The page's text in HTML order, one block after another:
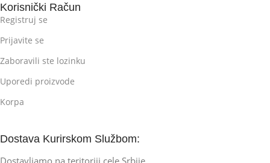
Korisnički Račun
Registruj se
Prijavite se
Zaboravili ste lozinku
Uporedi proizvode
Korpa
Dostava Kurirskom Službom:
Dostavljamo na teritoriji cele Srbije